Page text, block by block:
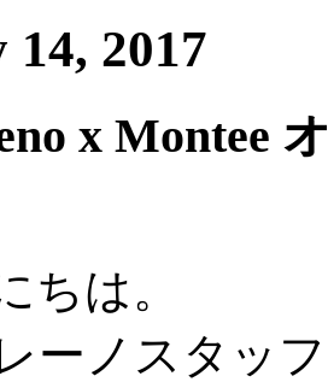
2017
x Montee
ちは。
ーノスタッ